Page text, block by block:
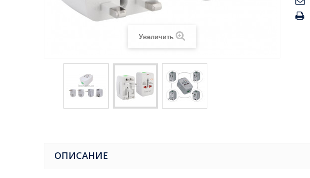
Увеличить
ОПИСАНИЕ